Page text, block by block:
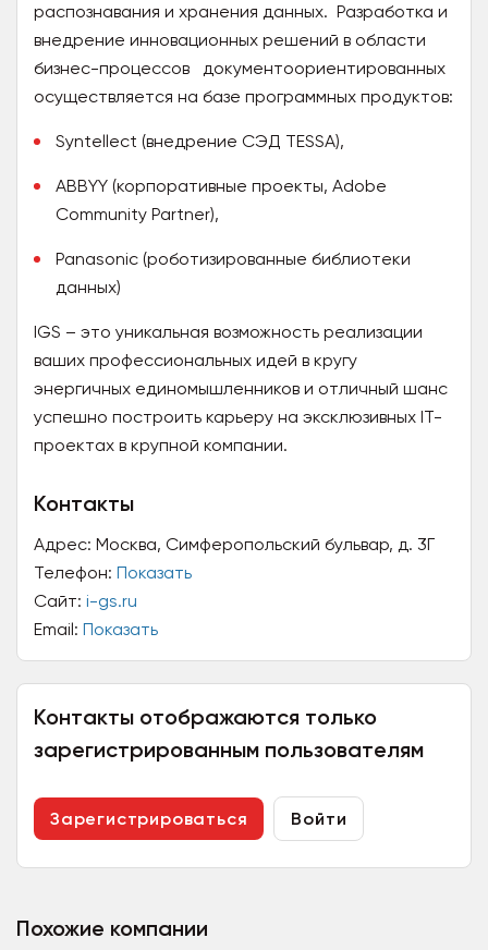
распознавания и хранения данных. Разработка и
внедрение инновационных решений в области
бизнес-процессов документоориентированных
осуществляется на базе программных продуктов:
Syntellect (внедрение СЭД TESSA),
ABBYY (корпоративные проекты, Adobe
Community Partner),
Panasonic (роботизированные библиотеки
данных)
IGS – это уникальная возможность реализации
ваших профессиональных идей в кругу
энергичных единомышленников и отличный шанс
успешно построить карьеру на эксклюзивных IT-
проектах в крупной компании.
Контакты
Адрес: Москва, Симферопольский бульвар, д. 3Г
Телефон: Показать
Сайт: i-gs.ru
Email: Показать
Контакты отображаются только
зарегистрированным пользователям
Зарегистрироваться Войти
Похожие компании